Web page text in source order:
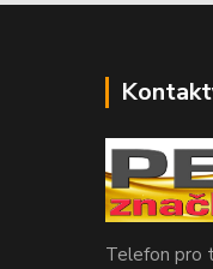
Telefon pro